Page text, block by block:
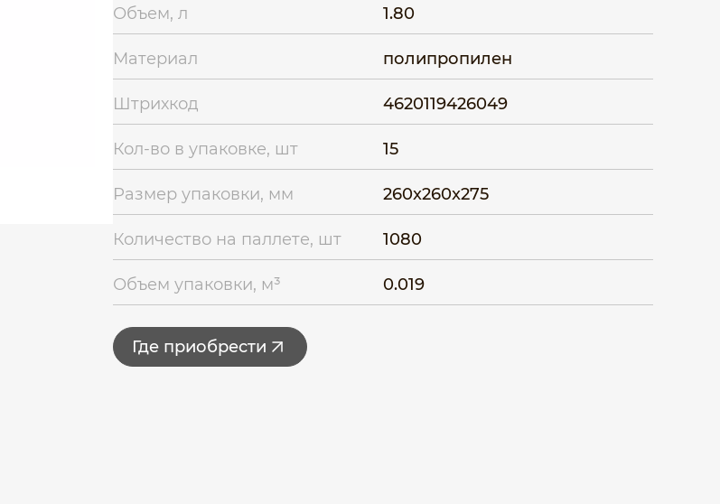
Объем, л 1.80
Материал полипропилен
Штрихкод 4620119426049
Кол-во в упаковке, шт 15
Размер упаковки, мм 260x260x275
Количество на паллете, шт 1080
Объем упаковки, м³ 0.019
Где приобрести